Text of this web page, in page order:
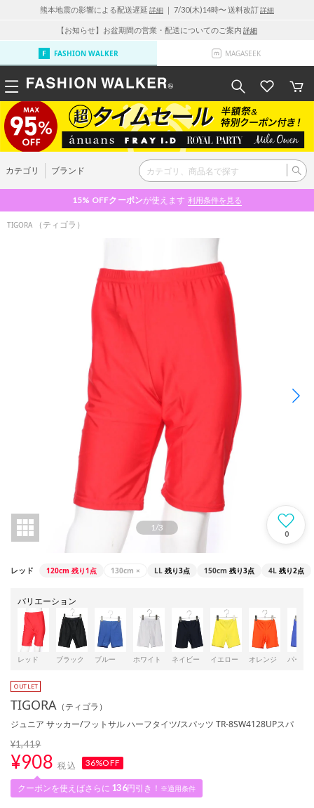
熊本地震の影響による配送遅延 詳細 ｜ 7/30(木)14時〜 送料改訂詳細
【お知らせ】お盆期間の営業・配送についてのご案内 詳細
FASHION WALKER MAGASEEK
カテゴリ ブランド
15% OFFクーポンが使えます 利用条件を見る
TIGORA （ティゴラ）
1/3
0
レッド 120cm 残り1点 130cm × LL 残り3点 150cm 残り3点 4L 残り2点
バリエーション
レッド ブラック ブルー ホワイト ネイビー イエロー オレンジ パープ
TIGORA （ティゴラ）
ジュニア サッカー/フットサル ハーフタイツ/スパッツ TR-8SW4128UPスパ
¥1,419
¥908 税込 36%OFF
クーポンを使えばさらに 136円引き！ ※適用条件